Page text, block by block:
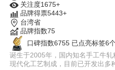
关注度1675+
品牌得票5443+
台湾省
品牌指数75
口碑指数6755 已点亮标签6个
诞生于2005年，国内知名手工牛
现代化工艺制成，目前已开发出多